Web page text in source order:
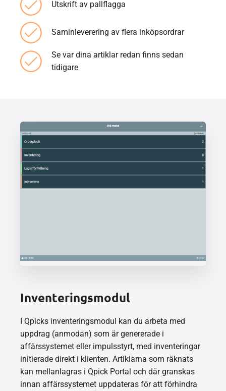
Utskrift av pallflagga
Saminleverering av flera inköpsordrar
Se var dina artiklar redan finns sedan
tidigare
Inventeringsmodul
I Qpicks inventeringsmodul kan du arbeta med
uppdrag (anmodan) som är genererade i
affärssystemet eller impulsstyrt, med inventeringar
initierade direkt i klienten. Artiklarna som räknats
kan mellanlagras i Qpick Portal och där granskas
innan affärssystemet uppdateras för att förhindra